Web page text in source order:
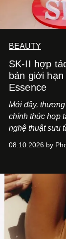
BEAUTY
SK-II hợp
bản giới
Essence
Mới đây,
chính thức hợp
nghệ thuật sưu
08.10.2026 by